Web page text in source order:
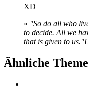
XD
» "So do all who
to decide. All we
that is given to us."
Ähnliche